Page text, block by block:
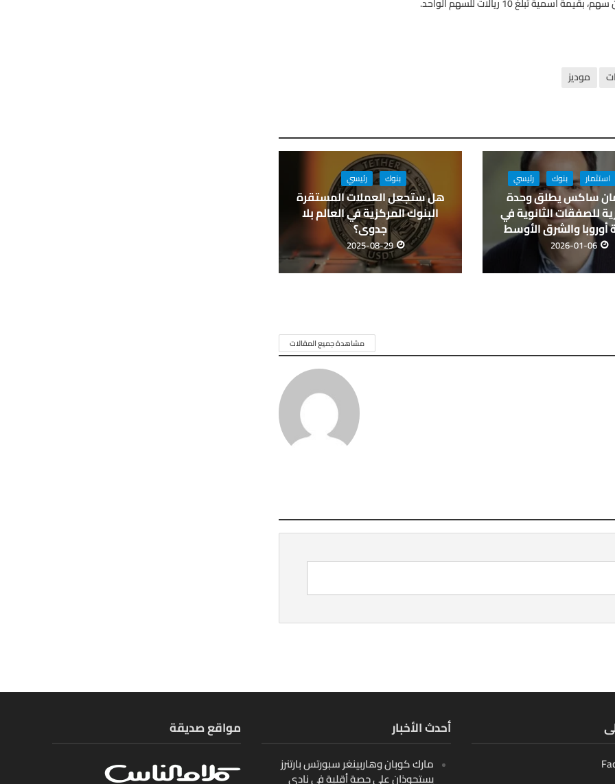
موديز
استثمار بنوك رئيسي
ساكس يطلق وحدة
للصفقات الثانوية في
والشرق الأوسط
2026-01-06
بنوك رئيسي
هل ستجعل العملات المستقرة
البنوك المركزية في العالم بلا
جدوى؟
2025-08-29
مشاهدة جميع المقالات
مواقع صديقة أحدث الأخبار
مارك كوبان وهاربينغر سبورتس بارتنرز
يستحوذان على حصة أقلية في نادي